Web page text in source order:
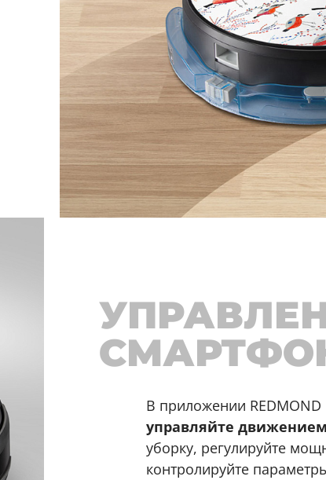
В приложении REDMOND
управляйте
уборку, регулируйте
контролируйте